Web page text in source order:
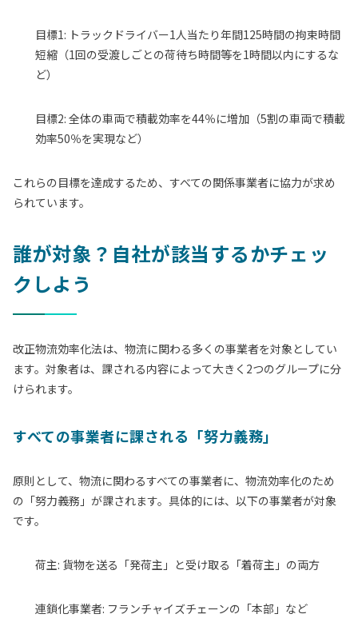
目標1: トラックドライバー1人当たり年間125時間の拘束時間
短縮（1回の受渡しごとの荷待ち時間等を1時間以内にするな
ど）
目標2: 全体の車両で積載効率を44％に増加（5割の車両で積載
効率50％を実現など）
これらの目標を達成するため、すべての関係事業者に協力が求め
られています。
誰が対象？自社が該当するかチェッ
クしよう
改正物流効率化法は、物流に関わる多くの事業者を対象としてい
ます。対象者は、課される内容によって大きく2つのグループに分
けられます。
すべての事業者に課される「努力義務」
原則として、物流に関わるすべての事業者に、物流効率化のため
の「努力義務」が課されます。具体的には、以下の事業者が対象
です。
荷主: 貨物を送る「発荷主」と受け取る「着荷主」の両方
連鎖化事業者: フランチャイズチェーンの「本部」など